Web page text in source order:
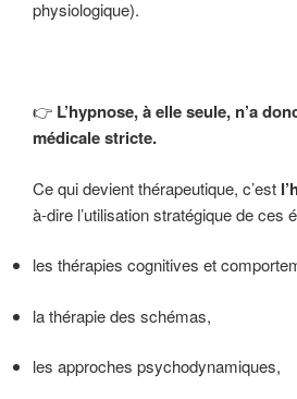
physiologique).
👉 L’hypnose, à elle seule, n’a
médicale stricte.
Ce qui devient thérapeutique, c’est
à-dire l’utilisation stratégique de ces
les thérapies cognitives et
la thérapie des schémas,
les approches psychodynamiques,